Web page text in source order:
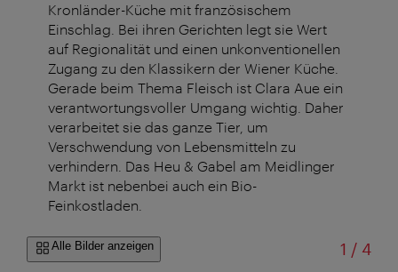
Kronländer-Küche mit französischem
Einschlag. Bei ihren Gerichten legt sie Wert
auf Regionalität und einen unkonventionellen
Zugang zu den Klassikern der Wiener Küche.
Gerade beim Thema Fleisch ist Clara Aue ein
verantwortungsvoller Umgang wichtig. Daher
verarbeitet sie das ganze Tier, um
Verschwendung von Lebensmitteln zu
verhindern. Das Heu & Gabel am Meidlinger
Markt ist nebenbei auch ein Bio-
Feinkostladen.
Alle Bilder anzeigen 1 /von
4